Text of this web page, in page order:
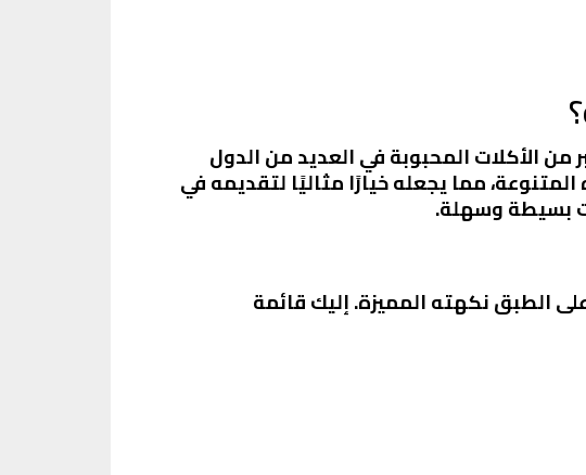
الأكلات المحبوبة في العديد من الدول
مما يجعله خيارًا مثاليًا لتقديمه في
بسيطة وسهلة.
الطبق نكهته المميزة. إليك قائمة